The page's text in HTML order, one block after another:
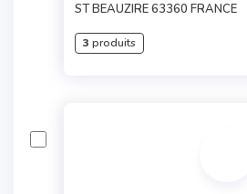
ST BEAUZIRE 63360 FRANCE
3 produits